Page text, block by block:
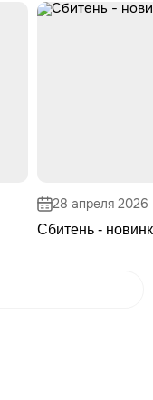
28 апреля 2026
Сбитень -